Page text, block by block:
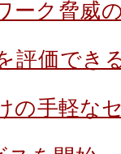
ーク脅威
評価でき
の手軽な